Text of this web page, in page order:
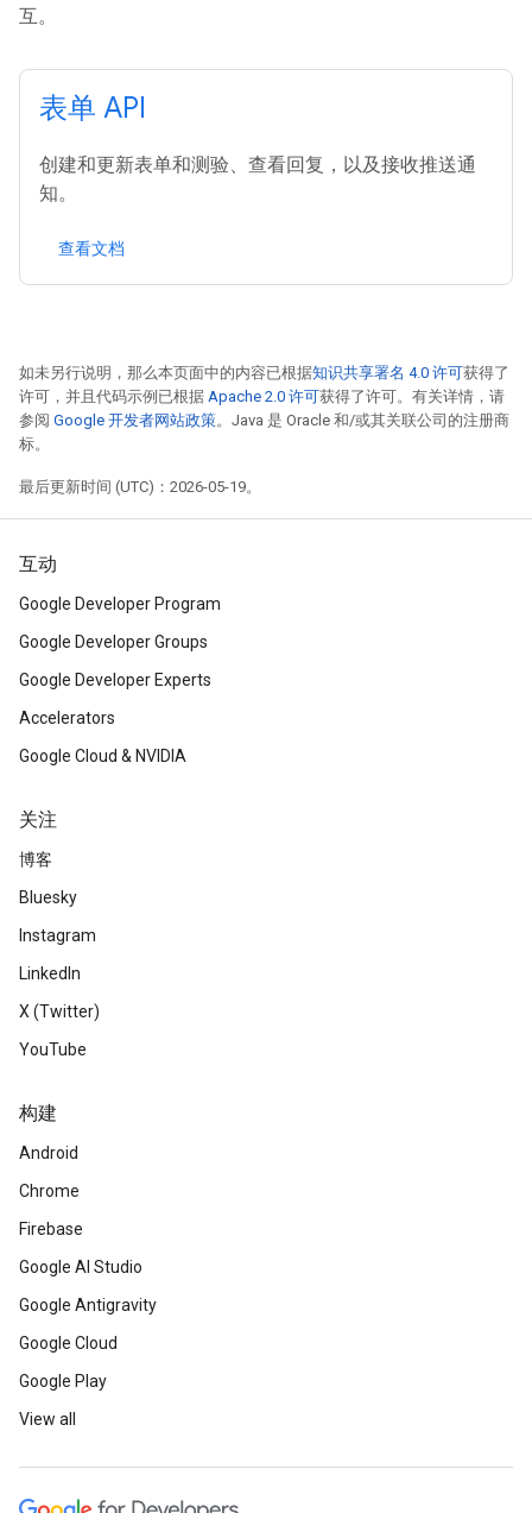
互。
表单 API
创建和更新表单和测验、查看回复，以及接收推送通
知。
查看文档
如未另行说明，那么本页面中的内容已根据知识共享署名 4.0 许可获得了
许可，并且代码示例已根据 Apache 2.0 许可获得了许可。有关详情，请
参阅 Google 开发者网站政策。Java 是 Oracle 和/或其关联公司的注册商
标。
最后更新时间 (UTC)：2026-05-19。
互动
Google Developer Program
Google Developer Groups
Google Developer Experts
Accelerators
Google Cloud & NVIDIA
关注
博客
Bluesky
Instagram
LinkedIn
X (Twitter)
YouTube
构建
Android
Chrome
Firebase
Google AI Studio
Google Antigravity
Google Cloud
Google Play
View all